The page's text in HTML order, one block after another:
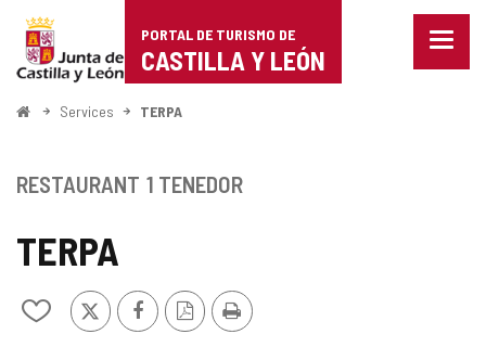
Portal
de
Turismo
Castilla
León
PORTAL DE TURISMO DE
CASTILLA Y LEÓN
Menu
<
Services TERPA
TERPA
Ajouter/retirer
X FacebookVersion
PDF
Imprimer
RESTAURANT 1 TENEDOR